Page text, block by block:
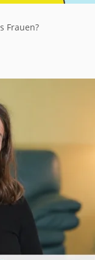
Frauen?